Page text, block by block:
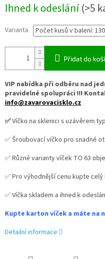
Ihned k odeslání(>5
Varianta
Přidat do
VIP nabídka při odběru nad
pravidelné spolupráci !!!
info@zavarovacisklo.cz
✅Víčko na sklenici s uzávěrem
✅ Šroubovací víčko pro snadné
✅ Různé varianty víček TO 63
✅ Pro výhodnější cenu kupte
✅ Víčka skladem a ihned k
Kupte karton víček a máte na
Detailní informace